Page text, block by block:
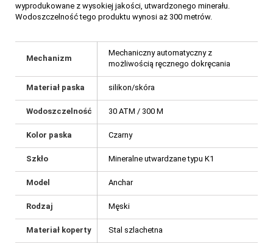
wyprodukowane z wysokiej jakości, utwardzonego minerału.
Wodoszczelność tego produktu wynosi aż 300 metrów.
Mechanizm
Mechaniczny automatyczny z
możliwością ręcznego dokręcania
Materiał paska silikon/skóra
Wodoszczelność 30 ATM / 300 M
Kolor paska Czarny
Szkło Mineralne utwardzane typu K1
Model Anchar
Rodzaj Męski
Materiał koperty Stal szlachetna